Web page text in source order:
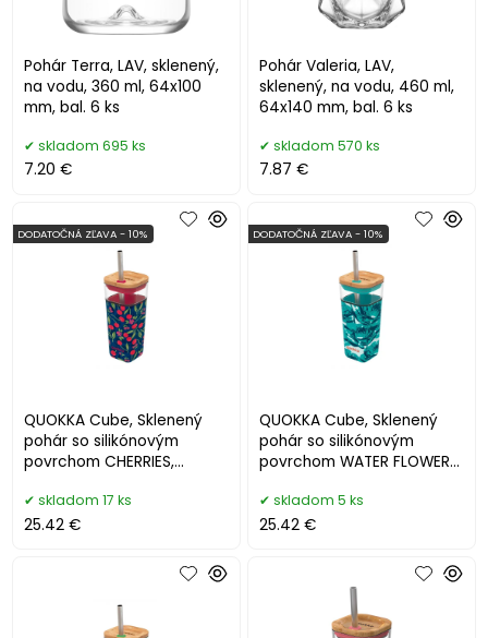
Pohár Terra, LAV, sklenený,
na vodu, 360 ml, 64x100
mm, bal. 6 ks
skladom 695 ks
7.20 €
Pohár Valeria, LAV,
sklenený, na vodu, 460 ml,
64x140 mm, bal. 6 ks
skladom 570 ks
7.87 €
QUOKKA Cube, Sklenený
pohár so silikónovým
povrchom CHERRIES,
DODATOČNÁ ZĽAVA - 10%
skladom 17 ks
25.42 €
QUOKKA Cube, Sklenený
pohár so silikónovým
povrchom WATER FLOWERS,
DODATOČNÁ ZĽAVA - 10%
skladom 5 ks
25.42 €